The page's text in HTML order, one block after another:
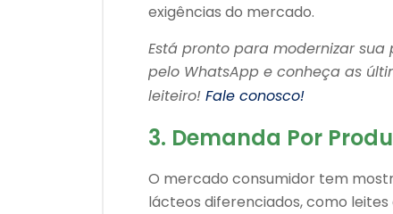
exigências do mercado.
Está pronto para modernizar
pelo WhatsApp e conheça as
leiteiro! Fale conosco!
3. Demanda Por
O mercado consumidor tem
lácteos diferenciados, como